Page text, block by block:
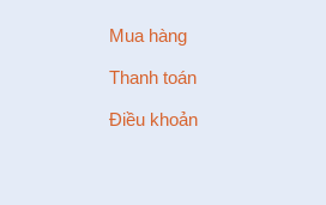
Mua hàng
Thanh toán
Điều khoản